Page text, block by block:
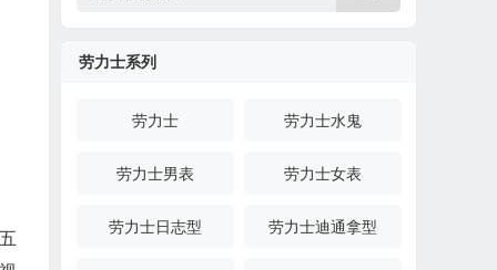
劳力士系列
劳力士 劳力士水鬼
劳力士男表 劳力士女表
劳力士日志型 劳力士迪通拿型